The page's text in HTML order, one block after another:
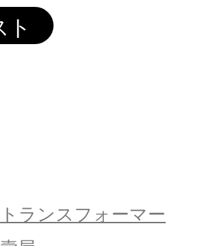
トランスフォーマー